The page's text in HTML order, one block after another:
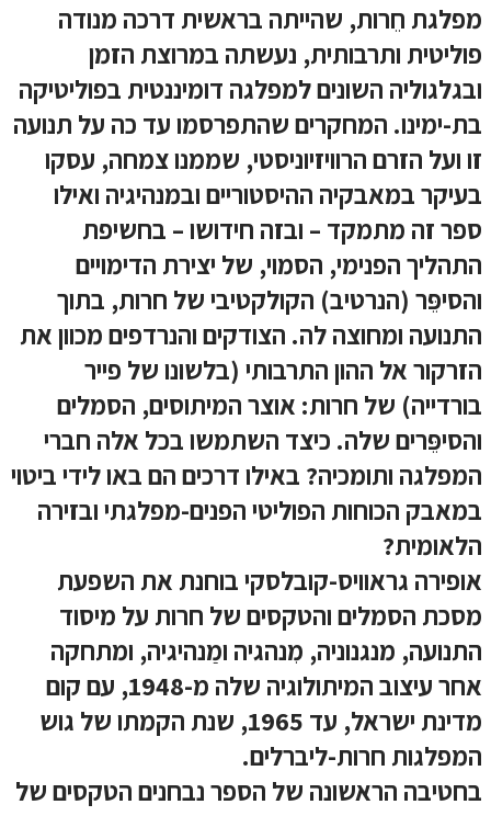
מפלגת חֵרות, שהייתה בראשית דרכה מנודה
פוליטית ותרבותית, נעשתה במרוצת הזמן
ובגלגוליה השונים למפלגה דומיננטית בפוליטיקה
בת-ימינו. המחקרים שהתפרסמו עד כה על תנועה
זו ועל הזרם הרוויזיוניסטי, שממנו צמחה, עסקו
בעיקר במאבקיה ההיסטוריים ובמנהיגיה ואילו
ספר זה מתמקד – ובזה חידושו – בחשיפת
התהליך הפנימי, הסמוי, של יצירת הדימויים
והסיפֵּר (הנרטיב) הקולקטיבי של חרות, בתוך
התנועה ומחוצה לה. הצודקים והנרדפים מכוון את
הזרקור אל ההון התרבותי (בלשונו של פייר
בורדייה) של חרות: אוצר המיתוסים, הסמלים
והסיפֵּרים שלה. כיצד השתמשו בכל אלה חברי
המפלגה ותומכיה? באילו דרכים הם באו לידי ביטוי
במאבק הכוחות הפוליטי הפנים-מפלגתי ובזירה
הלאומית?
אופירה גראוויס-קובלסקי בוחנת את השפעת
מסכת הסמלים והטקסים של חרות על מיסוד
התנועה, מנגנוניה, מִנהגיה ומַנהיגיה, ומתחקה
אחר עיצוב המיתולוגיה שלה מ-1948, עם קום
מדינת ישראל, עד 1965, שנת הקמתו של גוש
המפלגות חרות-ליברלים.
בחטיבה הראשונה של הספר נבחנים הטקסים של